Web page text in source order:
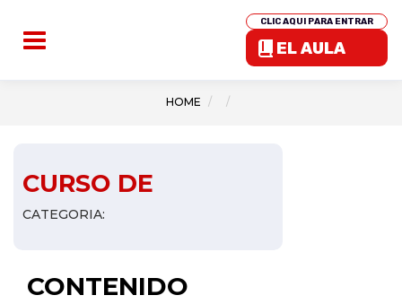
CLIC AQUI PARA ENTRAR
EL AULA
HOME
CURSO DE
CATEGORIA:
CONTENIDO